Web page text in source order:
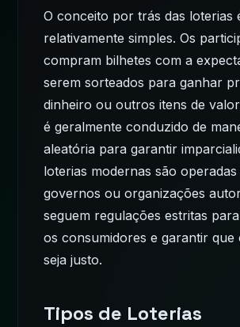
O conceito por trás das loterias
relativamente simples. Os
compram bilhetes com a
serem sorteados para ganhar
dinheiro ou outros itens de
é geralmente conduzido de
aleatória para garantir
loterias modernas são
governos ou organizações
seguem regulações estritas
os consumidores e garantir que
seja justo.
Tipos de Loterias